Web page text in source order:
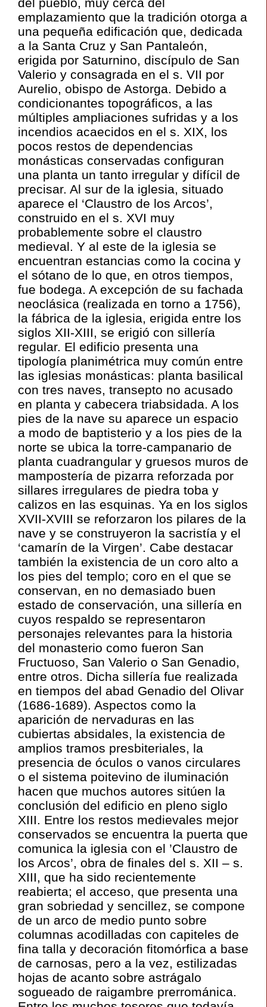
del pueblo, muy cerca del
emplazamiento que la tradición otorga a
una pequeña edificación que, dedicada
a la Santa Cruz y San Pantaleón,
erigida por Saturnino, discípulo de San
Valerio y consagrada en el s. VII por
Aurelio, obispo de Astorga. Debido a
condicionantes topográficos, a las
múltiples ampliaciones sufridas y a los
incendios acaecidos en el s. XIX, los
pocos restos de dependencias
monásticas conservadas configuran
una planta un tanto irregular y difícil de
precisar. Al sur de la iglesia, situado
aparece el ‘Claustro de los Arcos’,
construido en el s. XVI muy
probablemente sobre el claustro
medieval. Y al este de la iglesia se
encuentran estancias como la cocina y
el sótano de lo que, en otros tiempos,
fue bodega. A excepción de su fachada
neoclásica (realizada en torno a 1756),
la fábrica de la iglesia, erigida entre los
siglos XII-XIII, se erigió con sillería
regular. El edificio presenta una
tipología planimétrica muy común entre
las iglesias monásticas: planta basilical
con tres naves, transepto no acusado
en planta y cabecera triabsidada. A los
pies de la nave su aparece un espacio
a modo de baptisterio y a los pies de la
norte se ubica la torre-campanario de
planta cuadrangular y gruesos muros de
mampostería de pizarra reforzada por
sillares irregulares de piedra toba y
calizos en las esquinas. Ya en los siglos
XVII-XVIII se reforzaron los pilares de la
nave y se construyeron la sacristía y el
‘camarín de la Virgen’. Cabe destacar
también la existencia de un coro alto a
los pies del templo; coro en el que se
conservan, en no demasiado buen
estado de conservación, una sillería en
cuyos respaldo se representaron
personajes relevantes para la historia
del monasterio como fueron San
Fructuoso, San Valerio o San Genadio,
entre otros. Dicha sillería fue realizada
en tiempos del abad Genadio del Olivar
(1686-1689). Aspectos como la
aparición de nervaduras en las
cubiertas absidales, la existencia de
amplios tramos presbiteriales, la
presencia de óculos o vanos circulares
o el sistema poitevino de iluminación
hacen que muchos autores sitúen la
conclusión del edificio en pleno siglo
XIII. Entre los restos medievales mejor
conservados se encuentra la puerta que
comunica la iglesia con el ’Claustro de
los Arcos’, obra de finales del s. XII – s.
XIII, que ha sido recientemente
reabierta; el acceso, que presenta una
gran sobriedad y sencillez, se compone
de un arco de medio punto sobre
columnas acodilladas con capiteles de
fina talla y decoración fitomórfica a base
de carnosas, pero a la vez, estilizadas
hojas de acanto sobre astrágalo
sogueado de raigambre prerrománica.